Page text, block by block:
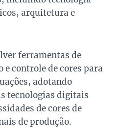
arquitetura e
ferramentas de
e controle de cores para
adotando
tecnologias digitais
de cores de
de produção.